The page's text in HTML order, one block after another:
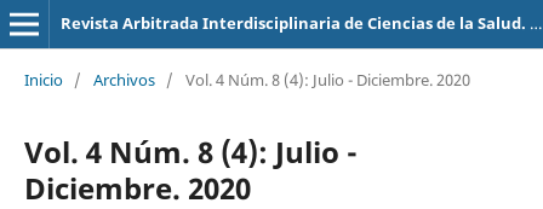
Revista Arbitrada Interdisciplinaria de Ciencias de la Salud. Salud y Vida
Inicio / Archivos / Vol. 4 Núm. 8 (4): Julio - Diciembre. 2020
Vol. 4 Núm. 8 (4): Julio -
Diciembre. 2020